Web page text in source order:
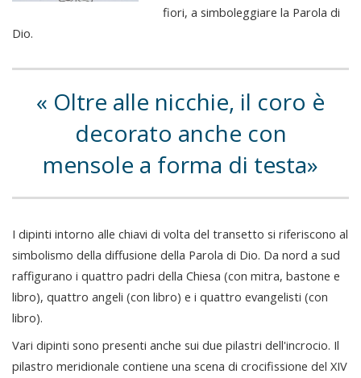
fiori, a simboleggiare la Parola di
Dio.
Oltre alle nicchie, il coro è
decorato anche con
mensole a forma di testa
I dipinti intorno alle chiavi di volta del transetto si riferiscono al
simbolismo della diffusione della Parola di Dio. Da nord a sud
raffigurano i quattro padri della Chiesa (con mitra, bastone e
libro), quattro angeli (con libro) e i quattro evangelisti (con
libro).
Vari dipinti sono presenti anche sui due pilastri dell'incrocio. Il
pilastro meridionale contiene una scena di crocifissione del XIV